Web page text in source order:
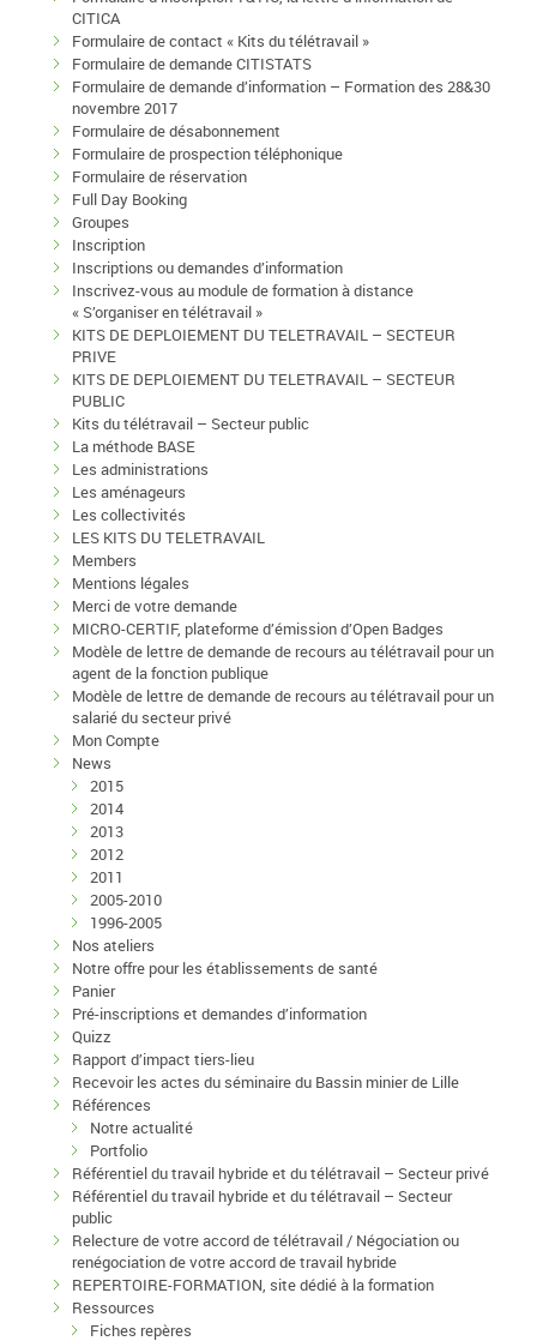
CITICA
Formulaire de contact « Kits du télétravail »
Formulaire de demande CITISTATS
Formulaire de demande d’information – Formation des 28&30
novembre 2017
Formulaire de désabonnement
Formulaire de prospection téléphonique
Formulaire de réservation
Full Day Booking
Groupes
Inscription
Inscriptions ou demandes d’information
Inscrivez-vous au module de formation à distance
« S’organiser en télétravail »
KITS DE DEPLOIEMENT DU TELETRAVAIL – SECTEUR
PRIVE
KITS DE DEPLOIEMENT DU TELETRAVAIL – SECTEUR
PUBLIC
Kits du télétravail – Secteur public
La méthode BASE
Les administrations
Les aménageurs
Les collectivités
LES KITS DU TELETRAVAIL
Members
Mentions légales
Merci de votre demande
MICRO-CERTIF, plateforme d’émission d’Open Badges
Modèle de lettre de demande de recours au télétravail pour un
agent de la fonction publique
Modèle de lettre de demande de recours au télétravail pour un
salarié du secteur privé
Mon Compte
News
2015
2014
2013
2012
2011
2005-2010
1996-2005
Nos ateliers
Notre offre pour les établissements de santé
Panier
Pré-inscriptions et demandes d’information
Quizz
Rapport d’impact tiers-lieu
Recevoir les actes du séminaire du Bassin minier de Lille
Références
Notre actualité
Portfolio
Référentiel du travail hybride et du télétravail – Secteur privé
Référentiel du travail hybride et du télétravail – Secteur
public
Relecture de votre accord de télétravail / Négociation ou
renégociation de votre accord de travail hybride
REPERTOIRE-FORMATION, site dédié à la formation
Ressources
Fiches repères